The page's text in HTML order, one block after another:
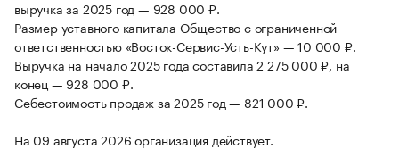
выручка за 2025 год — 928 000 ₽.
Размер уставного капитала Общество с ограниченной
ответственностью «Восток-Сервис-Усть-Кут» — 10 000 ₽.
Выручка на начало 2025 года составила 2 275 000 ₽, на
конец — 928 000 ₽.
Себестоимость продаж за 2025 год — 821 000 ₽.
На 09 августа 2026 организация действует.